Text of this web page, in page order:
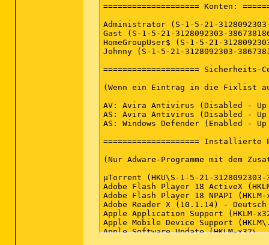
==================== Konten:
Administrator (S-1-5-21-
Gast (S-1-5-21-3128092303-
HomeGroupUser$ (S-1-5-21-
Johnny (S-1-5-21-3128092303-
==================== Sicherheits-
(Wenn ein Eintrag in die Fixlist
AV: Avira Antivirus (Disabled - Up to
AS: Avira Antivirus (Disabled - Up to
AS: Windows Defender (Enabled - Up
==================== Installierte
(Nur Adware-Programme mit dem
µTorrent (HKU\S-1-5-21-
Adobe Flash Player 18 ActiveX
Adobe Flash Player 18 NPAPI
Adobe Reader X (10.1.14) - Deutsch
Apple Application Support (HKLM-
Apple Mobile Device Support
Apple Software Update (HKLM-